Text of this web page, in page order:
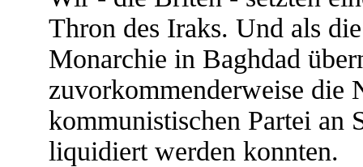
Thron des Iraks. Und als
Monarchie in Baghdad
zuvorkommenderweise die
kommunistischen Partei an
liquidiert werden konnten.